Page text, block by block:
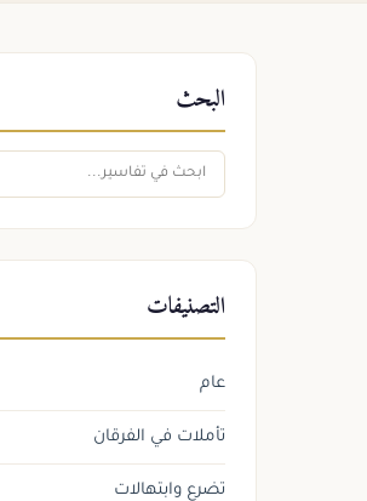
البحث
التصنيفات
عام
تأملات في الفرقان
تضرع وابتهالات